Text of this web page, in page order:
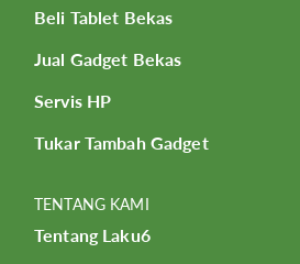
Beli Tablet Bekas
Jual Gadget Bekas
Servis HP
Tukar Tambah Gadget
TENTANG KAMI
Tentang Laku6